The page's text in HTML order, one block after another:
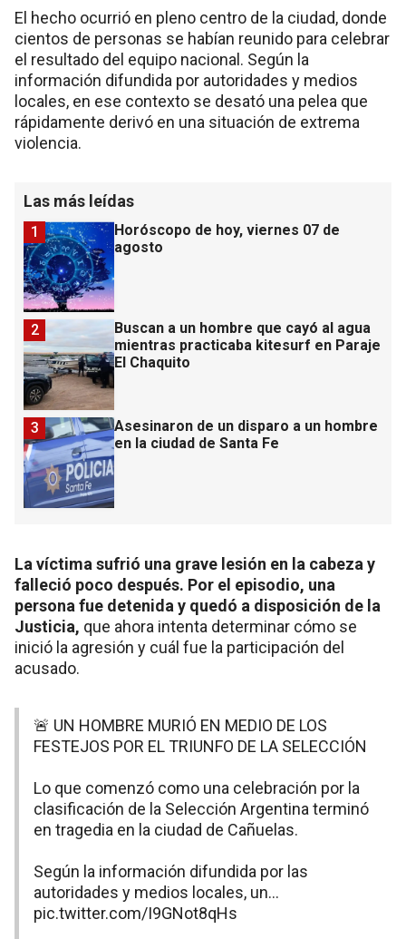
El hecho ocurrió en pleno centro de la ciudad, donde
cientos de personas se habían reunido para celebrar
el resultado del equipo nacional. Según la
información difundida por autoridades y medios
locales, en ese contexto se desató una pelea que
rápidamente derivó en una situación de extrema
violencia.
Las más leídas
Horóscopo de hoy, viernes 07 de
agosto
1
Buscan a un hombre que cayó al agua
mientras practicaba kitesurf en Paraje
El Chaquito
2
Asesinaron de un disparo a un hombre
en la ciudad de Santa Fe
3
La víctima sufrió una grave lesión en la cabeza y
falleció poco después. Por el episodio, una
persona fue detenida y quedó a disposición de la
Justicia, que ahora intenta determinar cómo se
inició la agresión y cuál fue la participación del
acusado.
🚨 UN HOMBRE MURIÓ EN MEDIO DE LOS
FESTEJOS POR EL TRIUNFO DE LA SELECCIÓN
Lo que comenzó como una celebración por la
clasificación de la Selección Argentina terminó
en tragedia en la ciudad de Cañuelas.
Según la información difundida por las
autoridades y medios locales, un…
pic.twitter.com/I9GNot8qHs